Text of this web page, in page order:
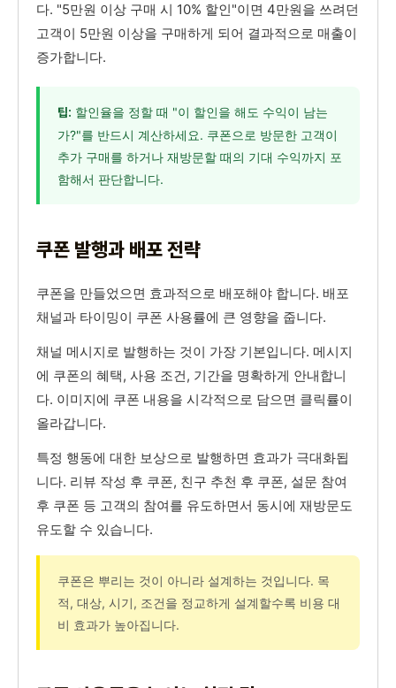
다. "5만원 이상 구매 시 10% 할인"이면 4만원을 쓰려던
고객이 5만원 이상을 구매하게 되어 결과적으로 매출이
증가합니다.
팁: 할인율을 정할 때 "이 할인을 해도 수익이 남는
가?"를 반드시 계산하세요. 쿠폰으로 방문한 고객이
추가 구매를 하거나 재방문할 때의 기대 수익까지 포
함해서 판단합니다.
쿠폰 발행과 배포 전략
쿠폰을 만들었으면 효과적으로 배포해야 합니다. 배포
채널과 타이밍이 쿠폰 사용률에 큰 영향을 줍니다.
채널 메시지로 발행하는 것이 가장 기본입니다. 메시지
에 쿠폰의 혜택, 사용 조건, 기간을 명확하게 안내합니
다. 이미지에 쿠폰 내용을 시각적으로 담으면 클릭률이
올라갑니다.
특정 행동에 대한 보상으로 발행하면 효과가 극대화됩
니다. 리뷰 작성 후 쿠폰, 친구 추천 후 쿠폰, 설문 참여
후 쿠폰 등 고객의 참여를 유도하면서 동시에 재방문도
유도할 수 있습니다.
쿠폰은 뿌리는 것이 아니라 설계하는 것입니다. 목
적, 대상, 시기, 조건을 정교하게 설계할수록 비용 대
비 효과가 높아집니다.